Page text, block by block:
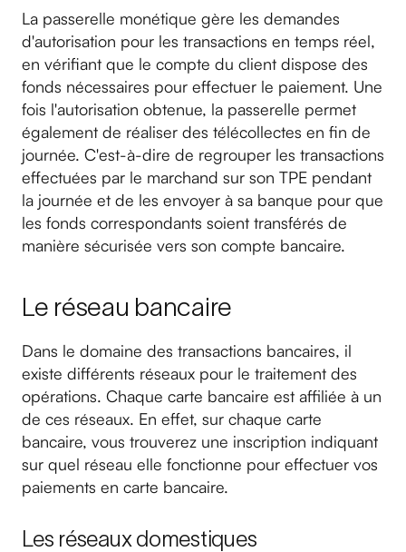
La passerelle monétique gère les demandes
d'autorisation pour les transactions en temps réel,
en vérifiant que le compte du client dispose des
fonds nécessaires pour effectuer le paiement. Une
fois l'autorisation obtenue, la passerelle permet
également de réaliser des télécollectes en fin de
journée. C'est-à-dire de regrouper les transactions
effectuées par le marchand sur son TPE pendant
la journée et de les envoyer à sa banque pour que
les fonds correspondants soient transférés de
manière sécurisée vers son compte bancaire.
Le réseau bancaire
Dans le domaine des transactions bancaires, il
existe différents réseaux pour le traitement des
opérations. Chaque carte bancaire est affiliée à un
de ces réseaux. En effet, sur chaque carte
bancaire, vous trouverez une inscription indiquant
sur quel réseau elle fonctionne pour effectuer vos
paiements en carte bancaire.
Les réseaux domestiques